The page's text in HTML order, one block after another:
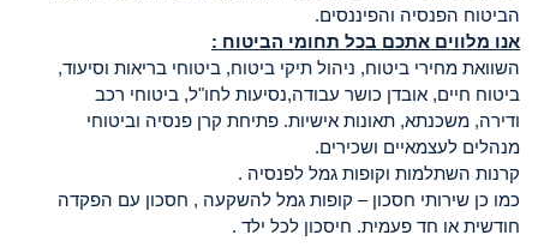
הביטוח הפנסיה והפיננסים.
אנו מלווים אתכם בכל תחומי הביטוח :
השוואת מחירי ביטוח, ניהול תיקי ביטוח, ביטוחי בריאות וסיעוד,
ביטוח חיים, אובדן כושר עבודה,נסיעות לחו"ל, ביטוחי רכב
ודירה, משכנתא, תאונות אישיות. פתיחת קרן פנסיה וביטוחי
מנהלים לעצמאיים ושכירים.
קרנות השתלמות וקופות גמל לפנסיה .
כמו כן שירותי חסכון – קופות גמל להשקעה , חסכון עם הפקדה
חודשית או חד פעמית. חיסכון לכל ילד .